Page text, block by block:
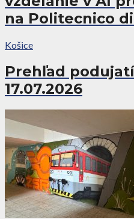
na Politecnico
Košice
Prehľad
17.07.2026